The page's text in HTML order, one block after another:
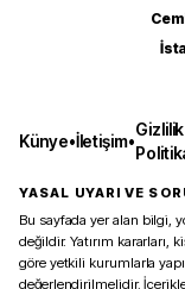
Künye•İletişim•
YASAL UYARI VE
Bu sayfada yer alan bilgi,
değildir. Yatırım
göre yetkili kurumlarla
değerlendirilmelidir.